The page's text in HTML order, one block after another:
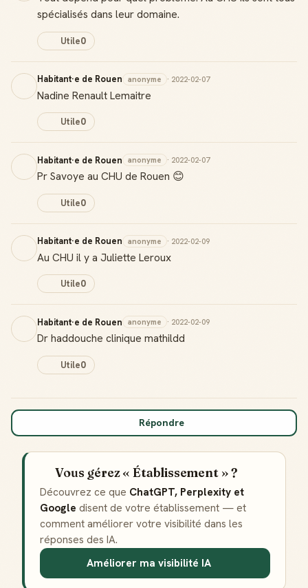
spécialisés dans leur domaine.
Utile0
Habitant·e de Rouen anonyme · 2022-02-07
Nadine Renault Lemaitre
Utile0
Habitant·e de Rouen anonyme · 2022-02-07
Pr Savoye au CHU de Rouen 😊
Utile0
Habitant·e de Rouen anonyme · 2022-02-09
Au CHU il y a Juliette Leroux
Utile0
Habitant·e de Rouen anonyme · 2022-02-09
Dr haddouche clinique mathildd
Utile0
Répondre
Vous gérez « Établissement » ?
Découvrez ce que ChatGPT, Perplexity et
Google disent de votre établissement — et
comment améliorer votre visibilité dans les
réponses des IA.
Améliorer ma visibilité IA